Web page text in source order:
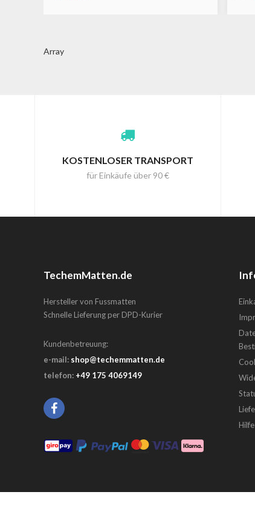
Array
KOSTENLOSER TRANSPORT
für Einkäufe über 90 €
TechemMatten.de
Hersteller von Fussmatten
Schnelle Lieferung per DPD-Kurier
Kundenbetreuung:
e-mail: shop@techemmatten.de
telefon: +49 175 4069149
Hilfe